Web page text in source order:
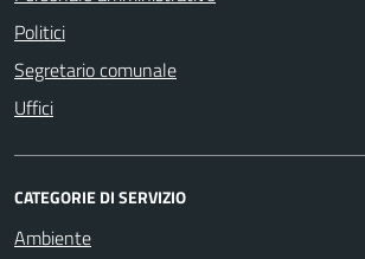
Politici
Segretario comunale
Uffici
CATEGORIE DI SERVIZIO
Ambiente